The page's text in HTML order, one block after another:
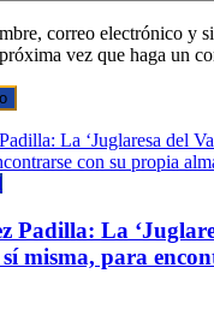
correo electrónico y
vez que haga un
Padilla: La
misma, para